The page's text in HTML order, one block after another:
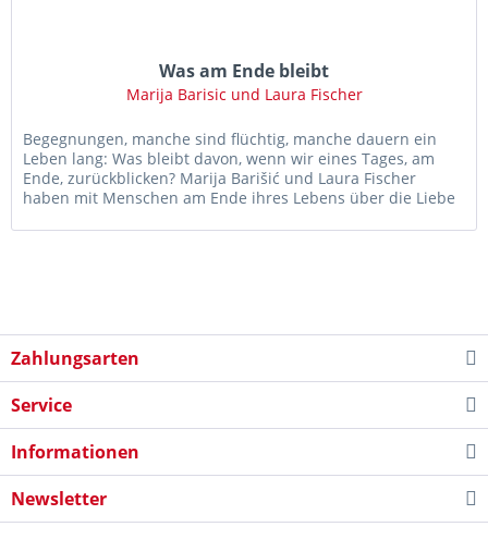
Was am Ende bleibt
Marija Barisic und Laura Fischer
Begegnungen, manche sind flüchtig, manche dauern ein
Leben lang: Was bleibt davon, wenn wir eines Tages, am
Ende, zurückblicken? Marija Barišić und Laura Fischer
haben mit Menschen am Ende ihres Lebens über die Liebe
Zahlungsarten
Service
Informationen
Newsletter